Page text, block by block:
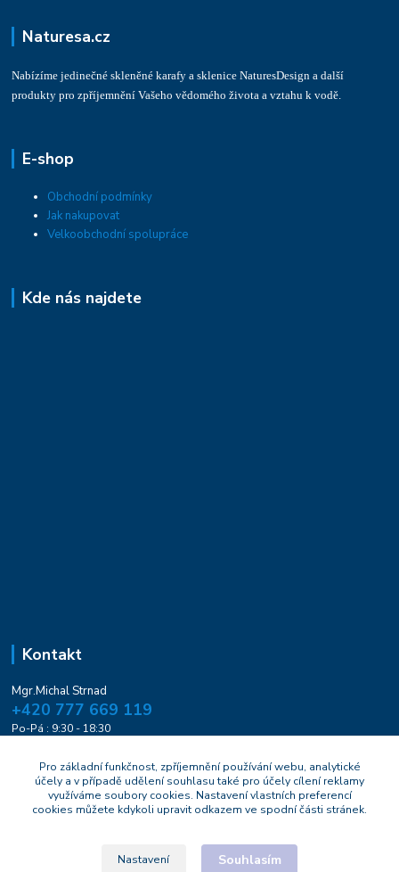
Naturesa.cz
Nabízíme jedinečné skleněné karafy a sklenice NaturesDesign a další
produkty pro zpříjemnění Vašeho vědomého života a vztahu k vodě.
E-shop
Obchodní podmínky
Jak nakupovat
Velkoobchodní spolupráce
Kde nás najdete
Kontakt
Mgr.Michal Strnad
+420 777 669 119
Po-Pá : 9:30 - 18:30
naturesa@email.cz
Pro základní funkčnost, zpříjemnění používání webu, analytické
účely a v případě udělení souhlasu také pro účely cílení reklamy
využíváme soubory cookies. Nastavení vlastních preferencí
cookies můžete kdykoli upravit odkazem ve spodní části stránek.
Nastavení Souhlasím